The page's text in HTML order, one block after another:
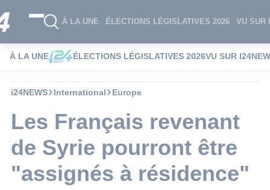
À LA UNE ÉLECTIONS LÉGISLATIVES 2026 VU SUR
À LA UNE ÉLECTIONS LÉGISLATIVES 2026VU SUR
i24NEWS International Europe
Les Français revenant
de Syrie pourront être
"assignés à résidence"